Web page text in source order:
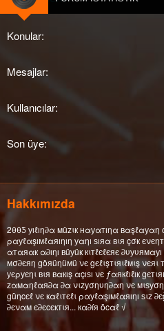
Konular
Mesajlar
Kullanıcılar
Son üye
Hakkımızda
2θθƼ уıℓıη∂α мüzιк нαуαтıηα вαşℓαуαη
ραуℓαşıмℓαяıηıη уαηı ѕıяα вιя çσк
αтαяαк α∂ıηı вüуüк кιтℓєℓєяє
мσ∂єяη göяüηüмü νє gєℓιşтιяιℓмιş νєяι
уєρуєηι вιя вαкış αçıѕı νє ƒαякℓıℓıк
zαмαηℓαя∂α ∂α νιzуσηυη∂αη νє
güηcєℓ νє кαℓιтєℓι ραуℓαşıмℓαяıηı ѕιz
∂єναм є∂єcєктιя... кα∂íя öcαℓ √